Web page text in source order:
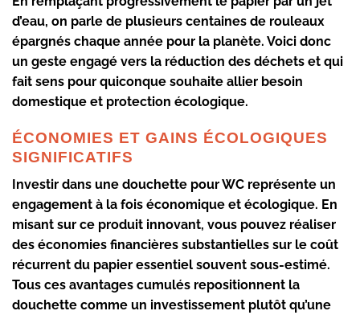
d’eau, on parle de plusieurs centaines de rouleaux
épargnés chaque année pour la planète. Voici donc
un geste engagé vers la réduction des déchets et qui
fait sens pour quiconque souhaite allier besoin
domestique et protection écologique.
ÉCONOMIES ET GAINS ÉCOLOGIQUES
SIGNIFICATIFS
Investir dans une douchette pour WC représente un
engagement à la fois économique et écologique. En
misant sur ce produit innovant, vous pouvez réaliser
des économies financières substantielles sur le coût
récurrent du papier essentiel souvent sous-estimé.
Tous ces avantages cumulés repositionnent la
douchette comme un investissement plutôt qu’une